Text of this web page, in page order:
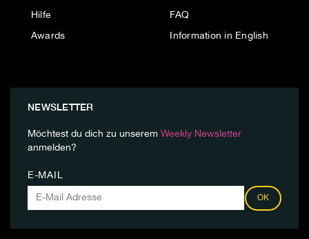
Hilfe
Awards
FAQ
Information in English
NEWSLETTER
Möchtest du dich zu unserem Weekly Newsletter
anmelden?
E-MAIL
OK